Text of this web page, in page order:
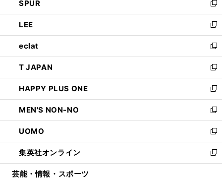
で
開
く
ド
ウ
で
開
く
ィ
ン
ド
ウ
で
開
く
い
ウ
ィ
ン
ド
ウ
で
開
く
SPUR
新
し
い
ウ
ィ
ン
ド
ウ
で
開
く
LEE
新
し
い
ウ
ィ
ン
ド
ウ
で
開
く
eclat
新
し
い
ウ
ィ
ン
ド
ウ
で
開
く
T JAPAN
新
し
い
ウ
ィ
ン
ド
ウ
で
開
HAPPY PLUS ONE
新
し
い
ウ
ィ
ン
ド
ウ
MEN'S NON-NO
新
し
い
ウ
ィ
ン
UOMO
新
し
い
ウ
集英社オンライン
新
し
芸能・情報・スポーツ